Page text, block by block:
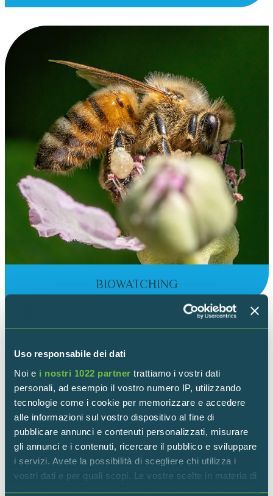
Uso responsabile dei dati
Noi e i nostri 1022 partner trattiamo i vostri dati
personali, ad esempio il vostro numero IP, utilizzando
tecnologie come i cookie per memorizzare e accedere
alle informazioni sul vostro dispositivo al fine di
pubblicare annunci e contenuti personalizzati, misurare
gli annunci e i contenuti, ricercare il pubblico e sviluppare
i servizi. Avete la possibilità di scegliere chi utilizza i
vostri dati e per quali scopi. Le vostre scelte in materia di
privacy sono applicabili solo su questa proprietà digitale
BIOWATCHING